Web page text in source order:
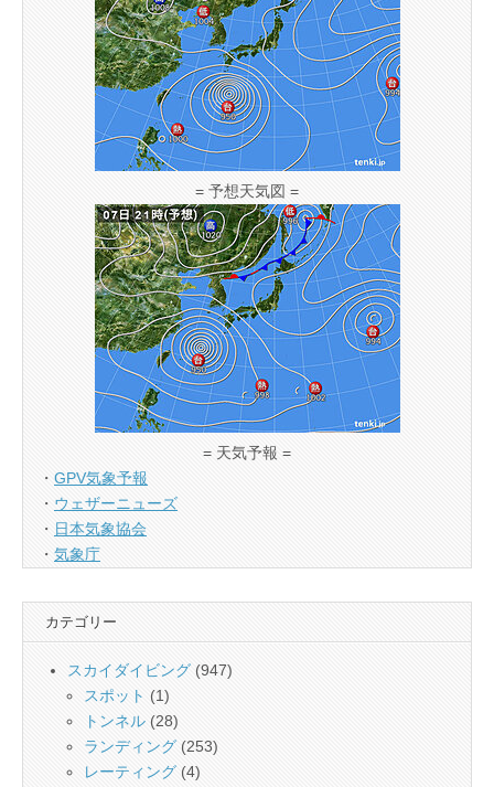
= 予想天気図 =
= 天気予報 =
・ GPV気象予報
・ ウェザーニューズ
・ 日本気象協会
・ 気象庁
カテゴリー
スカイダイビング (947)
スポット (1)
トンネル (28)
ランディング(253)
レーティング(4)